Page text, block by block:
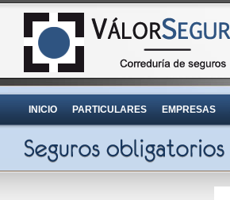
INICIO PARTICULARES EMPRESAS